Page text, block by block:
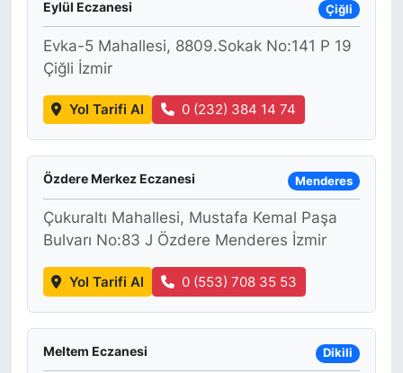
Eylül Eczanesi Çiğli
Evka-5 Mahallesi, 8809.Sokak No:141 P 19
Çiğli İzmir
Yol Tarifi Al 0 (232) 384 14 74
Özdere Merkez Eczanesi Menderes
Çukuraltı Mahallesi, Mustafa Kemal Paşa
Bulvarı No:83 J Özdere Menderes İzmir
Yol Tarifi Al 0 (553) 708 35 53
Meltem Eczanesi Dikili